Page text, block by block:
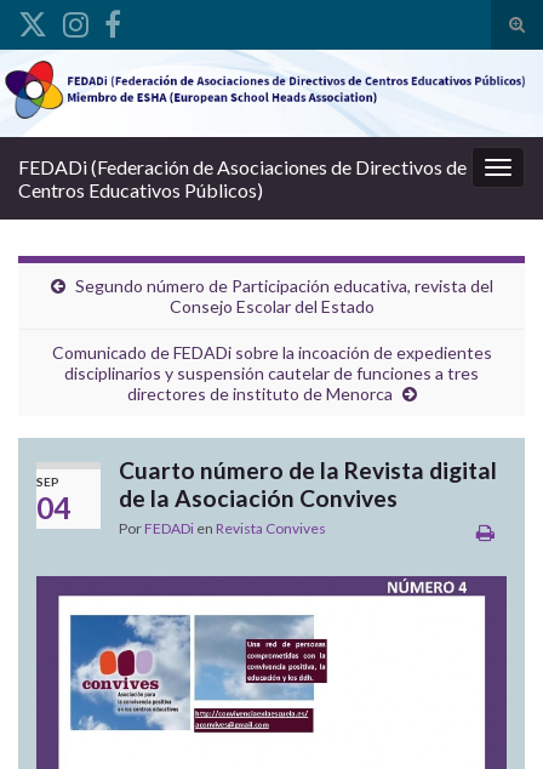
Search for:
FEDADi (Federación de Asociaciones de Directivos de
Centros Educativos Públicos)
Segundo número de Participación educativa, revista del
Consejo Escolar del Estado
Comunicado de FEDADi sobre la incoación de expedientes
disciplinarios y suspensión cautelar de funciones a tres
directores de instituto de Menorca
SEP
04
Cuarto número de la Revista digital
de la Asociación Convives
Por FEDADi en Revista Convives